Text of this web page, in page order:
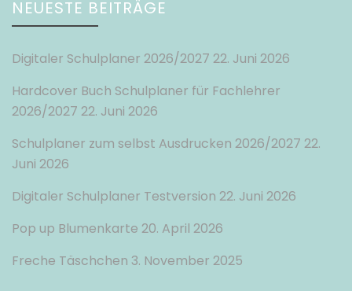
NEUESTE BEITRÄGE
Digitaler Schulplaner 2026/2027 22. Juni 2026
Hardcover Buch Schulplaner für Fachlehrer
2026/2027 22. Juni 2026
Schulplaner zum selbst Ausdrucken 2026/2027 22.
Juni 2026
Digitaler Schulplaner Testversion 22. Juni 2026
Pop up Blumenkarte 20. April 2026
Freche Täschchen 3. November 2025